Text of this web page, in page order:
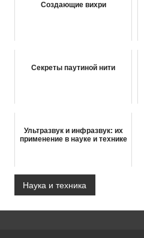
Создающие вихри
Секреты паутиной нити
Ультразвук и инфразвук: их
применение в науке и технике
Наука и техника